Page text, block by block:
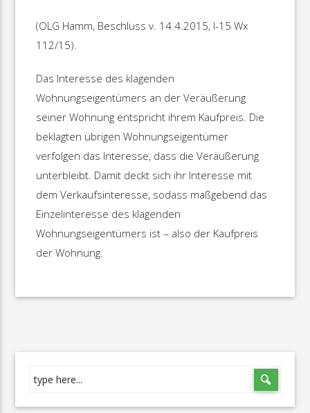
(OLG Hamm, Beschluss v. 14.4.2015, I-15 Wx
112/15).
Das Interesse des klagenden
Wohnungseigentümers an der Veräußerung
seiner Wohnung entspricht ihrem Kaufpreis. Die
beklagten übrigen Wohnungseigentümer
verfolgen das Interesse, dass die Veräußerung
unterbleibt. Damit deckt sich ihr Interesse mit
dem Verkaufsinteresse, sodass maßgebend das
Einzelinteresse des klagenden
Wohnungseigentümers ist – also der Kaufpreis
der Wohnung.